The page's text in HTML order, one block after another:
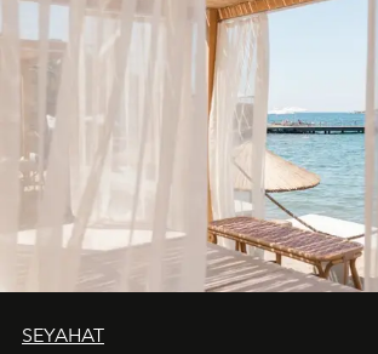
SEYAHAT